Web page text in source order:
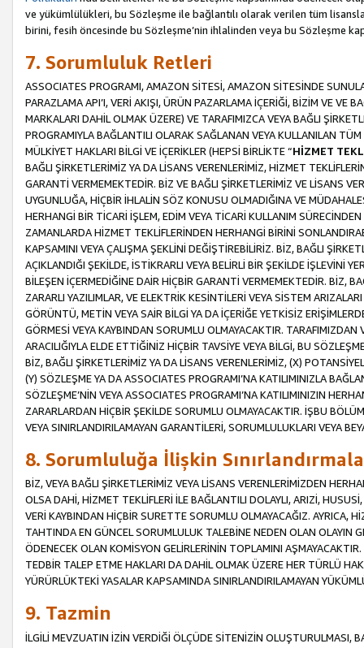
ve yükümlülükleri, bu Sözleşme ile bağlantılı olarak verilen tüm
birini, fesih öncesinde bu Sözleşme’nin ihlalinden veya bu Sözleşme
7. Sorumluluk Retleri
ASSOCIATES PROGRAMI, AMAZON SİTESİ, AMAZON SİTESİNDE
PARAZLAMA API’I, VERİ AKIŞI, ÜRÜN PAZARLAMA İÇERİĞİ, BİZİM VE VE
MARKALARI DAHİL OLMAK ÜZERE) VE TARAFIMIZCA VEYA BAĞLI
PROGRAMIYLA BAĞLANTILI OLARAK SAĞLANAN VEYA KULLANILAN
MÜLKİYET HAKLARI BİLGİ VE İÇERİKLER (HEPSİ BİRLİKTE “HİZMET
BAĞLI ŞİRKETLERİMİZ YA DA LİSANS VERENLERİMİZ, HİZMET
GARANTİ VERMEMEKTEDİR. BİZ VE BAĞLI ŞİRKETLERİMİZ VE LİSANS
UYGUNLUĞA, HİÇBİR İHLALİN SÖZ KONUSU OLMADIĞINA VE
HERHANGİ BİR TİCARİ İŞLEM, EDİM VEYA TİCARİ KULLANIM
ZAMANLARDA HİZMET TEKLİFLERİNDEN HERHANGİ BİRİNİ
KAPSAMINI VEYA ÇALIŞMA ŞEKLİNİ DEĞİŞTİREBİLİRİZ. BİZ, BAĞLI
AÇIKLANDIĞI ŞEKİLDE, İSTİKRARLI VEYA BELİRLİ BİR ŞEKİLDE İŞLEVİNİ
BİLEŞEN İÇERMEDİĞİNE DAİR HİÇBİR GARANTİ VERMEMEKTEDİR. BİZ,
ZARARLI YAZILIMLAR, VE ELEKTRİK KESİNTİLERİ VEYA SİSTEM
GÖRÜNTÜ, METİN VEYA SAİR BİLGİ YA DA İÇERİĞE YETKİSİZ
GÖRMESİ VEYA KAYBINDAN SORUMLU OLMAYACAKTIR.
ARACILIĞIYLA ELDE ETTİĞİNİZ HİÇBİR TAVSİYE VEYA BİLGİ, BU
BİZ, BAĞLI ŞİRKETLERİMİZ YA DA LİSANS VERENLERİMİZ, (X)
(Y) SÖZLEŞME YA DA ASSOCIATES PROGRAMI’NA KATILIMINIZLA
SÖZLEŞME’NİN VEYA ASSOCIATES PROGRAMI’NA KATILIMINIZIN
ZARARLARDAN HİÇBİR ŞEKİLDE SORUMLU OLMAYACAKTIR. İŞBU
VEYA SINIRLANDIRILAMAYAN GARANTİLERİ, SORUMLULUKLARI VEYA
8. Sorumluluğa İlişkin
BİZ, VEYA BAĞLI ŞİRKETLERİMİZ VEYA LİSANS VERENLERİMİZDEN
OLSA DAHİ, HİZMET TEKLİFLERİ İLE BAĞLANTILI DOLAYLI, ARIZİ,
VERİ KAYBINDAN HİÇBİR SURETTE SORUMLU OLMAYACAĞIZ. AYRICA,
TAHTINDA EN GÜNCEL SORUMLULUK TALEBİNE NEDEN OLAN OLAYIN
ÖDENECEK OLAN KOMİSYON GELİRLERİNİN TOPLAMINI
TEDBİR TALEP ETME HAKLARI DA DAHİL OLMAK ÜZERE HER TÜRLÜ
YÜRÜRLÜKTEKİ YASALAR KAPSAMINDA SINIRLANDIRILAMAYAN
9. Tazmin
İLGİLİ MEVZUATIN İZİN VERDİĞİ ÖLÇÜDE SİTENİZİN OLUŞTURULMASI,